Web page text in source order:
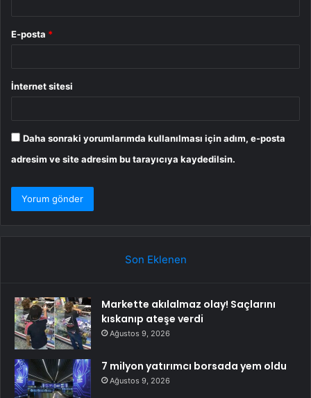
E-posta *
İnternet sitesi
Daha sonraki yorumlarımda kullanılması için adım, e-posta
adresim ve site adresim bu tarayıcıya kaydedilsin.
Son Eklenen
Markette akılalmaz olay! Saçlarını
kıskanıp ateşe verdi
Ağustos 9, 2026
7 milyon yatırımcı borsada yem oldu
Ağustos 9, 2026